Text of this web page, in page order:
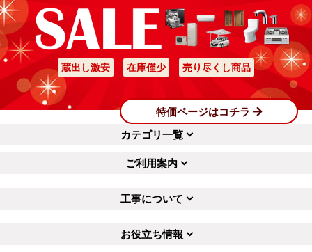
愛知県名古屋市
愛知県名古屋市
蔵出し激安 在庫僅少 売り尽くし商品
特価ページはコチラ
カテゴリ一覧
ご利用案内
工事について
お役立ち情報